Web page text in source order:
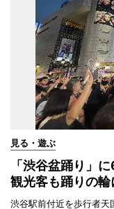
見る・遊ぶ
「渋谷盆踊り」
観光客も踊りの輪
渋谷駅前付近を歩行者天